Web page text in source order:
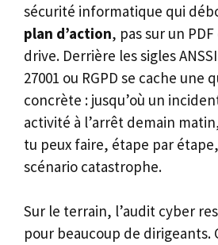
sécurité informatique qui
plan d’action, pas sur un
drive. Derrière les sigles
27001 ou RGPD se cache une
concrète : jusqu’où un
activité à l’arrêt demain
tu peux faire, étape par
scénario catastrophe.
Sur le terrain, l’audit cyber
pour beaucoup de dirigeants.